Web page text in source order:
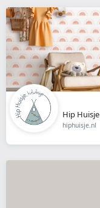
Hip Huisje
hiphuisje.nl